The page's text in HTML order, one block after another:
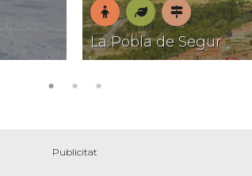
En
família
NaturaPobles
amb
La Pobla de Segur